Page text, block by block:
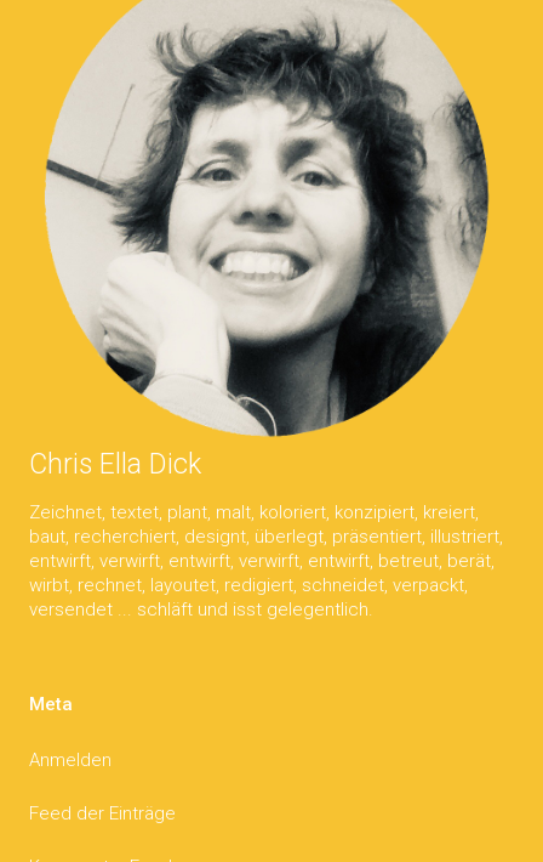
Chris Ella Dick
Zeichnet, textet, plant, malt, koloriert, konzipiert, kreiert,
baut, recherchiert, designt, überlegt, präsentiert, illustriert,
entwirft, verwirft, entwirft, verwirft, entwirft, betreut, berät,
wirbt, rechnet, layoutet, redigiert, schneidet, verpackt,
versendet ... schläft und isst gelegentlich.
Meta
Anmelden
Feed der Einträge